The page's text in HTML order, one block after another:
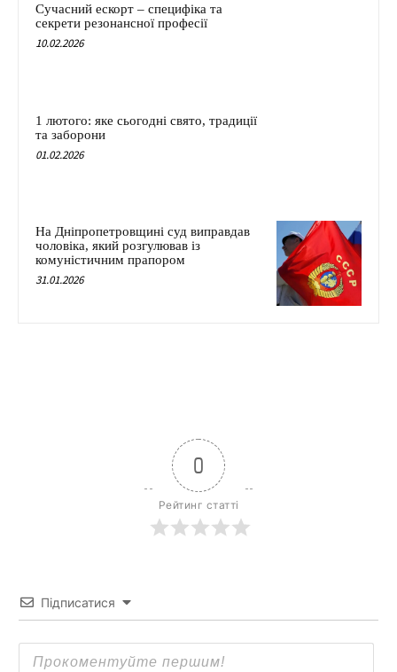
Сучасний ескорт – специфіка та
секрети резонансної професії
10.02.2026
1 лютого: яке сьогодні свято, традиції
та заборони
01.02.2026
На Дніпропетровщині суд виправдав
чоловіка, який розгулював із
комуністичним прапором
31.01.2026
0
Рейтинг статті
Підписатися